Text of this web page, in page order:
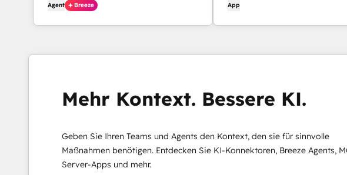
Agent Breeze App
Mehr Kontext. Bessere KI.
Geben Sie Ihren Teams und Agents den Kontext, den sie für sinnvolle
Maßnahmen benötigen. Entdecken Sie KI-Konnektoren, Breeze Agents,
Server-Apps und mehr.